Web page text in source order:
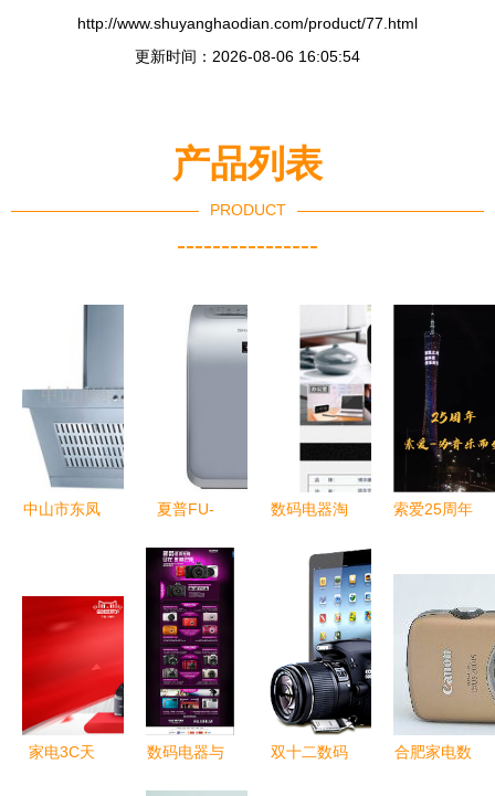
http://www.shuyanghaodian.com/product/77.html
更新时间：2026-08-06 16:05:54
产品列表
PRODUCT
----------------
中山市东凤
夏普FU-
气净化器评
测 品质与
实惠并存的
居家之选
数码电器淘
计模板（免
费PSD下
载）
索爱25周年
蛮腰” 国货
之光点亮科
技数码新征
家电3C天
数码电器与
双十二数码
合肥家电数